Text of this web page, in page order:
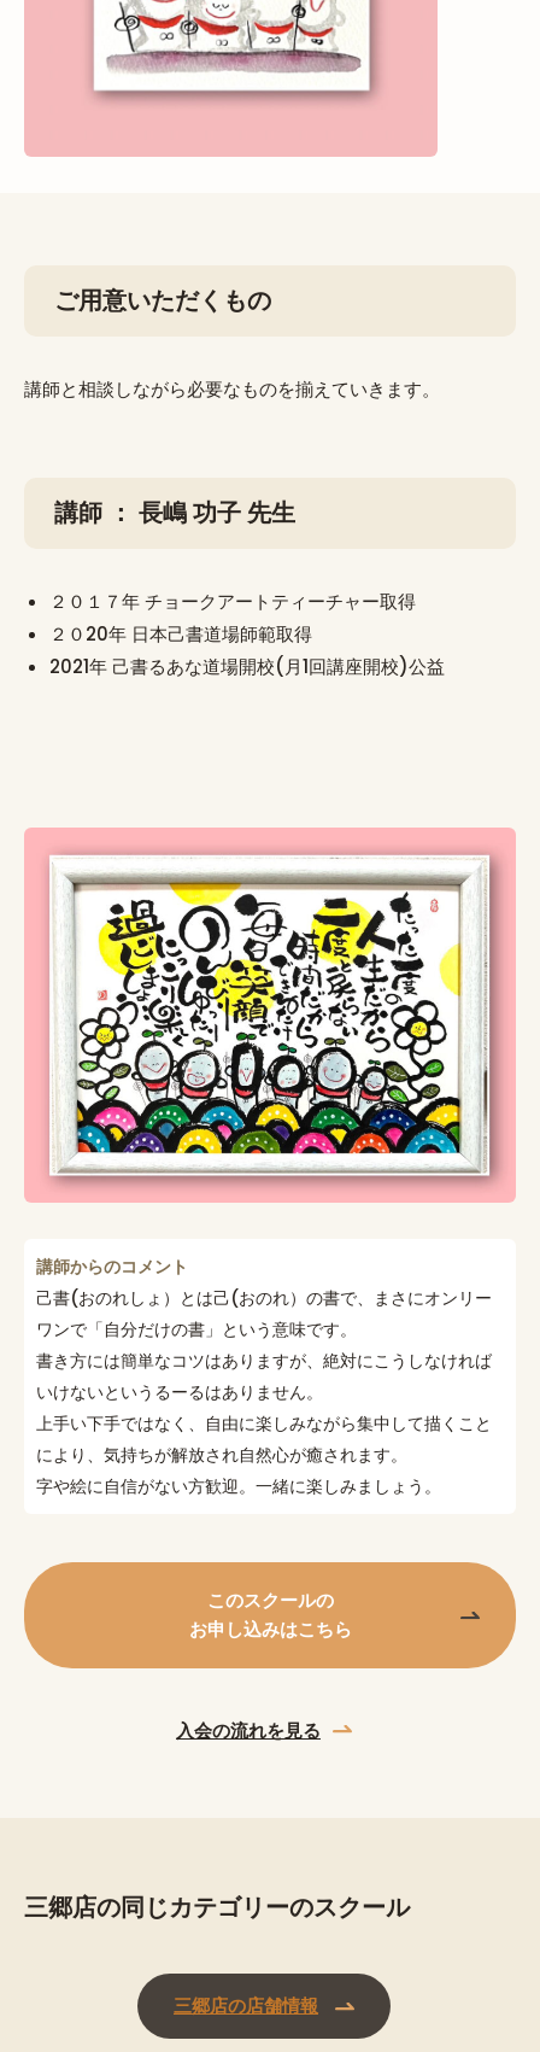
ご用意いただくもの
講師と相談しながら必要なものを揃えていきます。
講師 ： 長嶋 功子 先生
２０１７年 チョークアートティーチャー取得
２０20年 日本己書道場師範取得
2021年 己書るあな道場開校(月1回講座開校)公益
講師からのコメント
己書(おのれしょ）とは己(おのれ）の書で、まさにオンリー
ワンで「自分だけの書」という意味です。
書き方には簡単なコツはありますが、絶対にこうしなければ
いけないというるーるはありません。
上手い下手ではなく、自由に楽しみながら集中して描くこと
により、気持ちが解放され自然心が癒されます。
字や絵に自信がない方歓迎。一緒に楽しみましょう。
このスクールの
お申し込みはこちら
入会の流れを見る
三郷店の同じカテゴリーのスクール
三郷店の店舗情報